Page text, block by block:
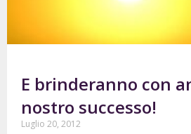
E brinderanno con
nostro successo!
Luglio 20, 2012